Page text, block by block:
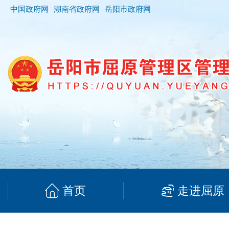
中国政府网 湖南省政府网 岳阳市政府网
首页 走进屈原